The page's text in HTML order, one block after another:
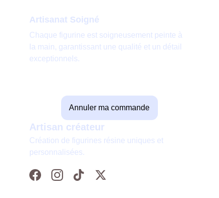
Chaque figurine est soigneusement peinte à
la main, garantissant une qualité et un détail
exceptionnels.
Artisanat Soigné
Artisan créateur
Création de figurines résine uniques et
personnalisées.
Annuler ma commande